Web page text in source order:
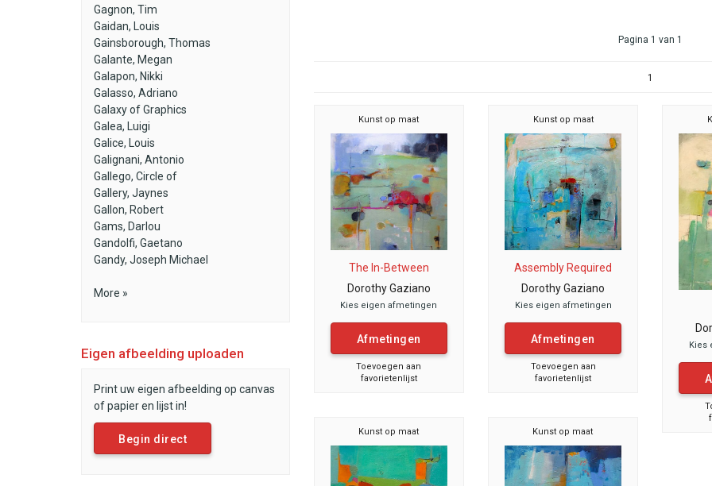
Gagnon, Tim
Gaidan, Louis
Gainsborough, Thomas
Galante, Megan
Galapon, Nikki
Galasso, Adriano
Galaxy of Graphics
Galea, Luigi
Galice, Louis
Galignani, Antonio
Gallego, Circle of
Gallery, Jaynes
Gallon, Robert
Gams, Darlou
Gandolfi, Gaetano
Gandy, Joseph Michael
More »
Eigen afbeelding uploaden
Print uw eigen afbeelding op canvas
of papier en lijst in!
Begin direct
Pagina 1 van 1
1
Kunst op maat
The In-Between
Dorothy Gaziano
Kies eigen afmetingen
Afmetingen
Toevoegen aan
favorietenlijst
Kunst op maat
Assembly Required
Dorothy Gaziano
Kies eigen afmetingen
Afmetingen
Toevoegen aan
favorietenlijst
Kies
Kunst op maat Kunst op maat